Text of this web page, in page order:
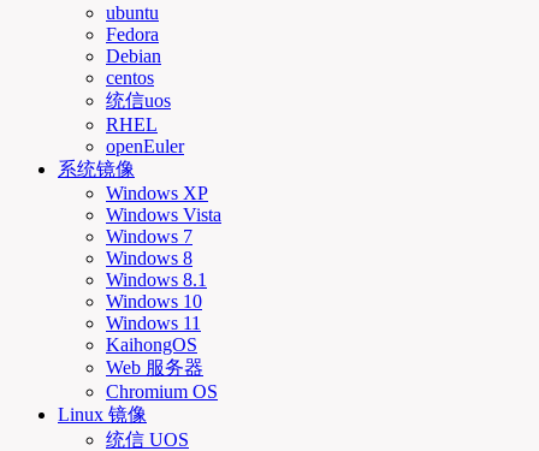
ubuntu
Fedora
Debian
centos
统信uos
RHEL
openEuler
系统镜像
Windows XP
Windows Vista
Windows 7
Windows 8
Windows 8.1
Windows 10
Windows 11
KaihongOS
Web 服务器
Chromium OS
Linux 镜像
统信 UOS